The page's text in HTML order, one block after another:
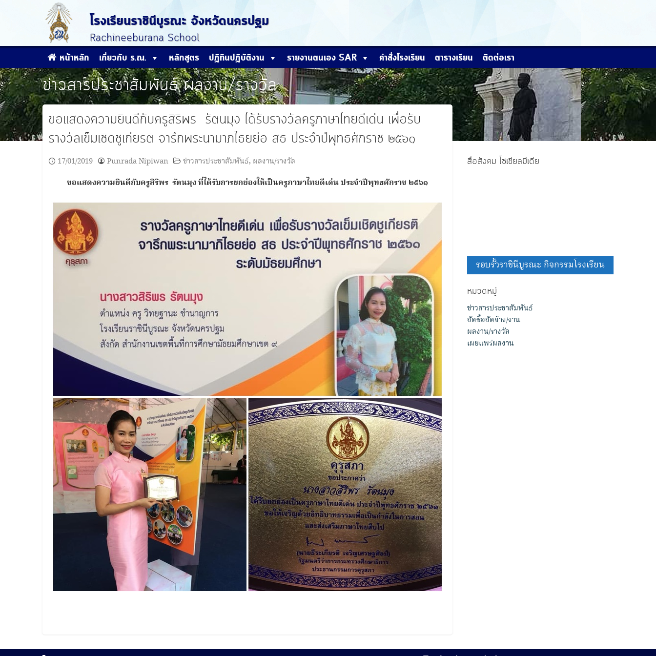
โรงเรียนราชินีบูรณะ จังหวัดนครปฐม
Rachineeburana School
หน้าหลัก
เกี่ยวกับ ร.ณ. หลักสูตร ปฏิทินปฏิบัติงาน รายงานตนเอง SAR คำสั่งโรงเรียน ตารางเรียน ติดต่อเรา
ข่าวสารประชาสัมพันธ์ ผลงาน/รางวัล
ขอแสดงความยินดีกับครูสิริพร รัตนมุง ได้รับรางวัลครูภาษาไทยดีเด่น เพื่อรับ
รางวัลเข็มเชิดชูเกียรติ จารึกพระนามาภิไธยย่อ สธ ประจำปีพุทธศักราช ๒๕๖๑
17/01/2019 Punrada Nipiwan ข่าวสารประชาสัมพันธ์, ผลงาน/รางวัล
ขอแสดงความยินดีกับครูสิริพร รัตนมุง ที่ได้รับการยกย่องให้เป็นครูภาษาไทยดีเด่น ประจำปีพุทธศักราช ๒๕๖๑
สื่อสังคม โซเชียลมีเดีย
รอบรั้วราชินีบูรณะ กิจกรรมโรงเรียน
หมวดหมู่
ข่าวสารประชาสัมพันธ์
จัดซื้อจัดจ้าง/งาน
ผลงาน/รางวัล
เผยแพร่ผลงาน